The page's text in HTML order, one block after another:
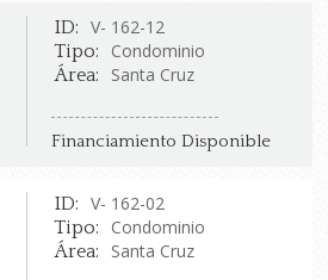
ID: V- 162-12
Tipo: Condominio
Área: Santa Cruz
Financiamiento Disponible
ID: V- 162-02
Tipo: Condominio
Área: Santa Cruz